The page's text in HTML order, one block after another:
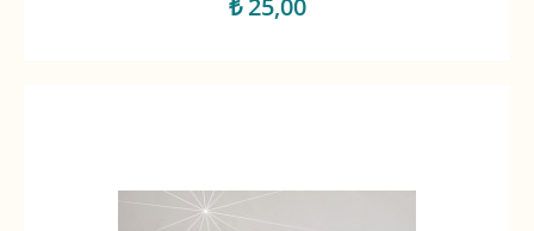
₺ 25,00